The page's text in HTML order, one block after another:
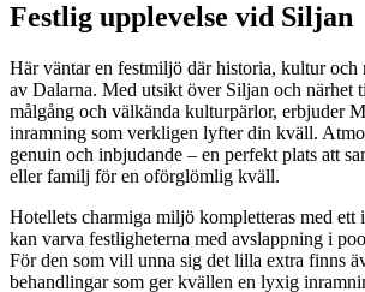
Festlig upplevelse vid Siljan
Här väntar en festmiljö där historia, kultur och
av Dalarna. Med utsikt över Siljan och närhet
målgång och välkända kulturpärlor, erbjuder
inramning som verkligen lyfter din kväll.
genuin och inbjudande – en perfekt plats att
eller familj för en oförglömlig kväll.
Hotellets charmiga miljö kompletteras med ett
kan varva festligheterna med avslappning i
För den som vill unna sig det lilla extra finns
behandlingar som ger kvällen en lyxig